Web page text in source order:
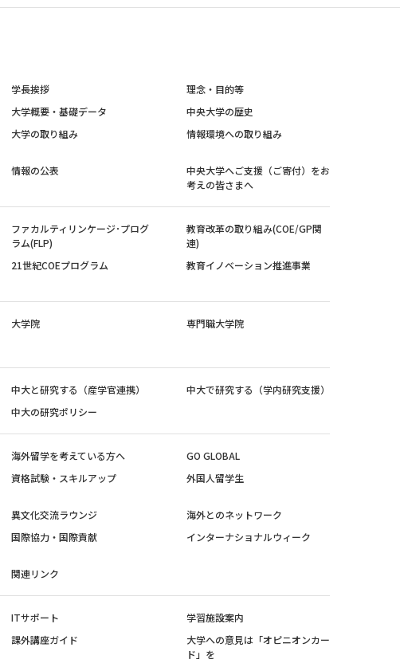
学長挨拶
理念・目的等
大学概要・基礎データ
中央大学の歴史
大学の取り組み 情報環境への取り組み
情報の公表
中央大学へご支援（ご寄付）をお
考えの皆さまへ
ファカルティリンケージ･プログ
ラム(FLP)
教育改革の取り組み(COE/GP関
連)
21世紀COEプログラム 教育イノベーション推進事業
大学院
専門職大学院
中大と研究する（産学官連携）
中大で研究する（学内研究支援）
中大の研究ポリシー
海外留学を考えている方へ
GO GLOBAL
資格試験・スキルアップ 外国人留学生
異文化交流ラウンジ
海外とのネットワーク
国際協力・国際貢献 インターナショナルウィーク
関連リンク
ITサポート
学習施設案内
課外講座ガイド
大学への意見は「オピニオンカー
ド」を